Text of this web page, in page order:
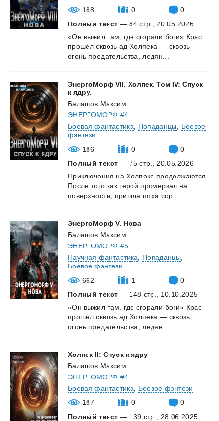
188
0
0
Полный текст — 84 стр., 20.05.2026
«Он выжил там, где сгорали боги» Крас
прошёл сквозь ад Холпека — сквозь
огонь предательства, ледян...
ЭнергоМорф VII. Холпек. Том IV: Спуск
к ядру.
Балашов Максим
ЭНЕРГОМОРФ #4
Боевая фантастика
Попаданцы
Боевое
фэнтези
186
0
0
Полный текст — 75 стр., 20.05.2026
Приключения на Холпеке продолжаются.
После того как герой промерзал на
поверхности,
пришла пора сор...
ЭнергоМорф V. Нова
Балашов Максим
ЭНЕРГОМОРФ #5
Научная фантастика
Попаданцы
Боевое фэнтези
662
1
0
Полный текст — 148 стр., 10.10.2025
«Он выжил там, где сгорали боги» Крас
прошёл сквозь ад Холпека — сквозь
огонь предательства, ледян...
Холпек II: Спуск к ядру
Балашов Максим
ЭНЕРГОМОРФ #4
Боевая фантастика
Боевое фэнтези
187
0
0
Полный текст — 139 стр., 28.06.2025